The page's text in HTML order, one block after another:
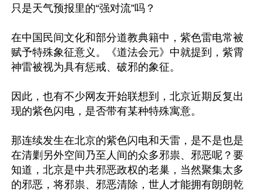
只是天气预报里的“强对流”吗？
在中国民间文化和部分道教典籍中，紫色雷电常被
赋予特殊象征意义。《道法会元》中就提到，紫霄
神雷被视为具有惩戒、破邪的象征。
因此，也有不少网友开始联想到，北京近期反复出
现的紫色闪电，是否带有某种特殊寓意。
那连续发生在北京的紫色闪电和天雷，是不是也是
在清剿另外空间乃至人间的众多邪祟、邪恶呢？要
知道，北京是中共邪恶政权的老巢，当然聚集太多
的邪恶，将邪祟、邪恶清除，世人才能拥有朗朗乾